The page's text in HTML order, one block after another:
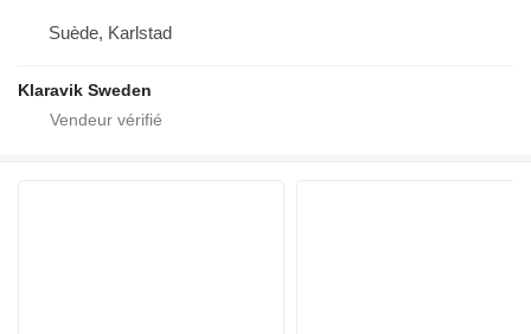
Suède, Karlstad
Klaravik Sweden